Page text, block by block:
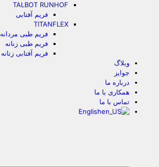
TALBOT RUNHOF
فریم آفتابی
TITANFLEX
فریم طبی مردانه
فریم طبی زنانه
فریم آفتابی زنانه
وبلاگ
جوایز
درباره ما
همکاری با ما
تماس با ما
English